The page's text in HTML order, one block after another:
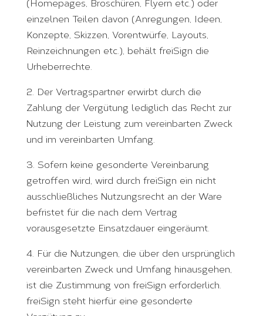
(Homepages, Broschüren, Flyern etc.) oder
einzelnen Teilen davon (Anregungen, Ideen,
Konzepte, Skizzen, Vorentwürfe, Layouts,
Reinzeichnungen etc.), behält freiSign die
Urheberrechte.
2. Der Vertragspartner erwirbt durch die
Zahlung der Vergütung lediglich das Recht zur
Nutzung der Leistung zum vereinbarten Zweck
und im vereinbarten Umfang.
3. Sofern keine gesonderte Vereinbarung
getroffen wird, wird durch freiSign ein nicht
ausschließliches Nutzungsrecht an der Ware
befristet für die nach dem Vertrag
vorausgesetzte Einsatzdauer eingeräumt.
4. Für die Nutzungen, die über den ursprünglich
vereinbarten Zweck und Umfang hinausgehen,
ist die Zustimmung von freiSign erforderlich.
freiSign steht hierfür eine gesonderte